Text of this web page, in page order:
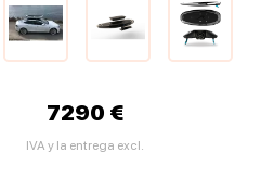
7290 €
IVA y la entrega excl.